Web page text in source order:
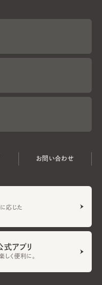
お問い合わせ
応じた
アプリ
く便利に。